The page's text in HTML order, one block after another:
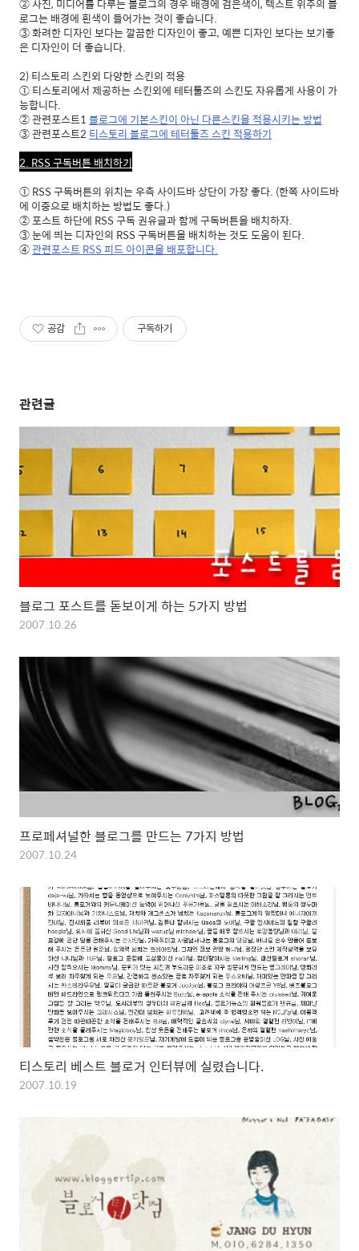
② 사진, 미디어를 다루는 블로그의 경우 배경에 검은색이, 텍스트 위주의 블
로그는 배경에 흰색이 들어가는 것이 좋습니다.
③ 화려한 디자인 보다는 깔끔한 디자인이 좋고, 예쁜 디자인 보다는 보기좋
은 디자인이 더 좋습니다.
2) 티스토리 스킨외 다양한 스킨의 적용
① 티스토리에서 제공하는 스킨외에 테터툴즈의 스킨도 자유롭게 사용이 가
능합니다.
② 관련포스트1블로그에 기본스킨이 아닌 다른스킨을 적용시키는 방법
③ 관련포스트2 티스토리 블로그에 테터툴즈 스킨 적용하기
2. RSS 구독버튼 배치하기
① RSS 구독버튼의 위치는 우측 사이드바 상단이 가장 좋다. (한쪽 사이드바
에 이중으로 배치하는 방법도 좋다.)
② 포스트 하단에 RSS 구독 권유글과 함께 구독버튼을 배치하자.
③ 눈에 띄는 디자인의 RSS 구독버튼을 배치하는 것도 도움이 된다.
④관련포스트 RSS 피드 아이콘을 배포합니다.
공감 구독하기
관련글
블로그 포스트를 돋보이게 하는 5가지 방법
2007.10.26
프로페셔널한 블로그를 만드는 7가지 방법
2007.10.24
티스토리 베스트 블로거 인터뷰에 실렸습니다.
2007.10.19